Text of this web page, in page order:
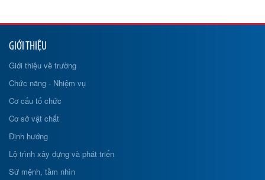
GIỚI THIỆU
Giới thiệu về trường
Chức năng - Nhiệm vụ
Cơ cấu tổ chức
Cơ sở vật chất
Định hướng
Lộ trình xây dựng và phát triển
Sứ mệnh, tầm nhìn